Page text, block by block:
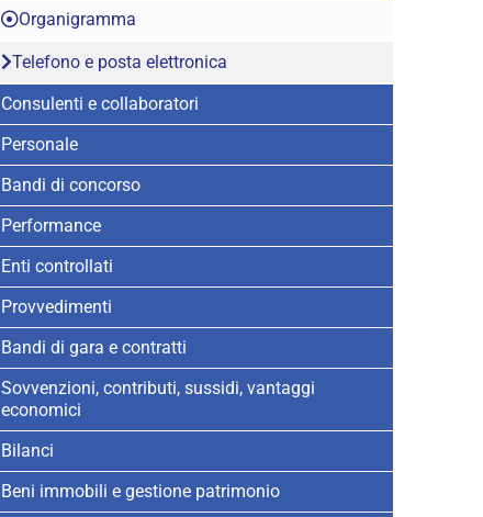
Organigramma
Telefono e posta elettronica
Consulenti e collaboratori
Personale
Bandi di concorso
Performance
Enti controllati
Provvedimenti
Bandi di gara e contratti
Sovvenzioni, contributi, sussidi, vantaggi
economici
Bilanci
Beni immobili e gestione patrimonio